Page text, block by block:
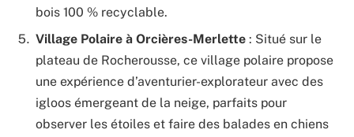
bois 100 % recyclable.
Village Polaire à Orcières-Merlette : Situé sur le
plateau de Rocherousse, ce village polaire propose
une expérience d’aventurier-explorateur avec des
igloos émergeant de la neige, parfaits pour
observer les étoiles et faire des balades en chiens